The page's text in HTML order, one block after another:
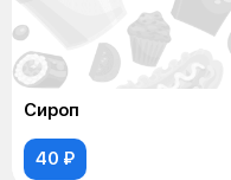
Сироп
40 ₽